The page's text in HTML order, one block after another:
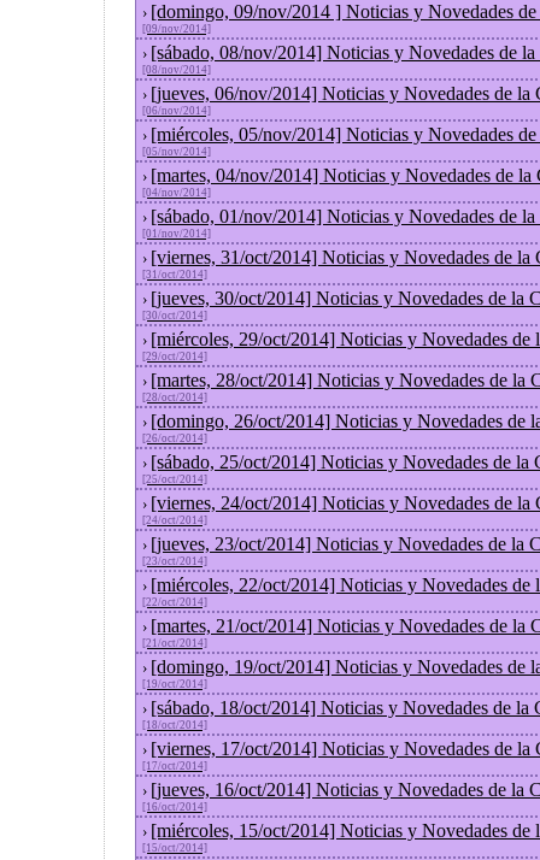
› [domingo, 09/nov/2014 ] Noticias y Novedades
[09/nov/2014]
› [sábado, 08/nov/2014] Noticias y Novedades de
[08/nov/2014]
› [jueves, 06/nov/2014] Noticias y Novedades de la
[06/nov/2014]
› [miércoles, 05/nov/2014] Noticias y Novedades
[05/nov/2014]
› [martes, 04/nov/2014] Noticias y Novedades de la
[04/nov/2014]
› [sábado, 01/nov/2014] Noticias y Novedades de
[01/nov/2014]
› [viernes, 31/oct/2014] Noticias y Novedades de la
[31/oct/2014]
› [jueves, 30/oct/2014] Noticias y Novedades de la
[30/oct/2014]
› [miércoles, 29/oct/2014] Noticias y Novedades de
[29/oct/2014]
› [martes, 28/oct/2014] Noticias y Novedades de la
[28/oct/2014]
› [domingo, 26/oct/2014] Noticias y Novedades de
[26/oct/2014]
› [sábado, 25/oct/2014] Noticias y Novedades de la
[25/oct/2014]
› [viernes, 24/oct/2014] Noticias y Novedades de la
[24/oct/2014]
› [jueves, 23/oct/2014] Noticias y Novedades de la
[23/oct/2014]
› [miércoles, 22/oct/2014] Noticias y Novedades de
[22/oct/2014]
› [martes, 21/oct/2014] Noticias y Novedades de la
[21/oct/2014]
› [domingo, 19/oct/2014] Noticias y Novedades de
[19/oct/2014]
› [sábado, 18/oct/2014] Noticias y Novedades de la
[18/oct/2014]
› [viernes, 17/oct/2014] Noticias y Novedades de la
[17/oct/2014]
› [jueves, 16/oct/2014] Noticias y Novedades de la
[16/oct/2014]
› [miércoles, 15/oct/2014] Noticias y Novedades de
[15/oct/2014]